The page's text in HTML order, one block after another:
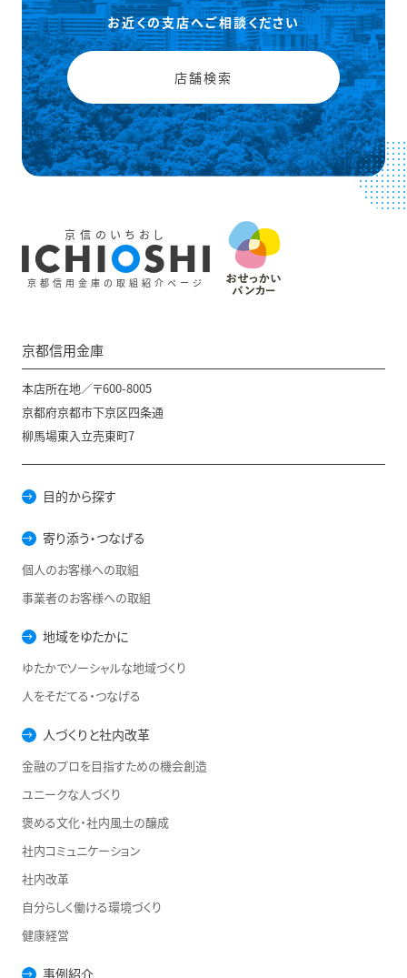
お近くの支店へご相談ください
店舗検索
京信のいちおし
京都信用金庫の取組紹介ページ
京都信用金庫
本店所在地／〒600-8005
京都府京都市下京区四条通
柳馬場東入立売東町7
目的から探す
寄り添う・つなげる
個人のお客様への取組
事業者のお客様への取組
地域をゆたかに
ゆたかでソーシャルな地域づくり
人をそだてる・つなげる
人づくりと社内改革
金融のプロを目指すための機会創造
ユニークな人づくり
褒める文化・社内風土の醸成
社内コミュニケーション
社内改革
自分らしく働ける環境づくり
健康経営
事例紹介